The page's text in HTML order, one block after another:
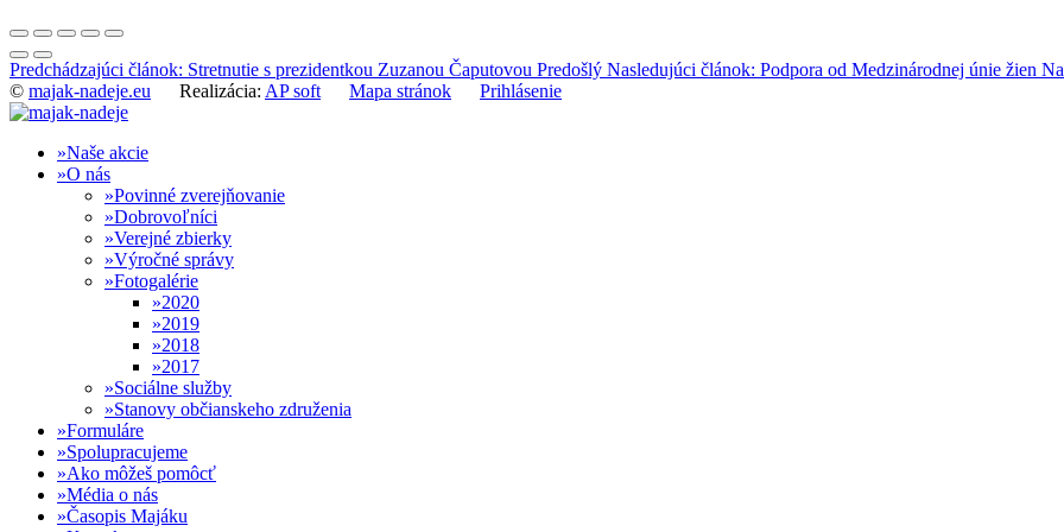
Predchádzajúci článok: Stretnutie s prezidentkou Zuzanou Čaputovou Predošlý Nasledujúci článok: Podpora od Medzinárodnej únie žien
© majak-nadeje.eu Realizácia: AP soft Mapa stránok Prihlásenie
Naše akcie
O nás
Povinné zverejňovanie
Dobrovoľníci
Verejné zbierky
Výročné správy
Fotogalérie
2020
2019
2018
2017
Sociálne služby
Stanovy občianskeho združenia
Formuláre
Spolupracujeme
Ako môžeš pomôcť
Média o nás
Časopis Majáku